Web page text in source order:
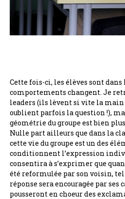
Cette fois-ci, les élèves sont
comportements changent. Je
leaders (ils lèvent si vite la main
oublient parfois la question !),
géométrie du groupe est bien
Nulle part ailleurs que dans la
cette vie du groupe est un des
conditionnent l’expression
consentira à s’exprimer que
été reformulée par son voisin,
réponse sera encouragée par ses
pousseront en choeur des